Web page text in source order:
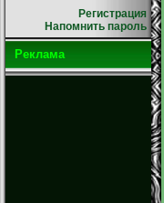
Регистрация
Напомнить пароль
Реклама